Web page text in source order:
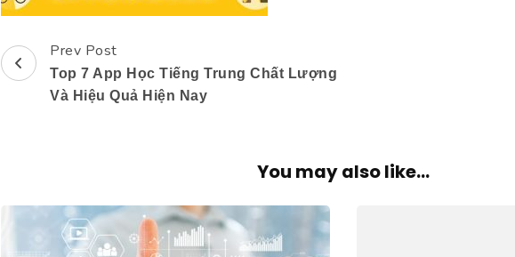
Post
Navigation
Prev Post
Top 7 App Học Tiếng Trung Chất Lượng
Và Hiệu Quả Hiện Nay
You may also like...